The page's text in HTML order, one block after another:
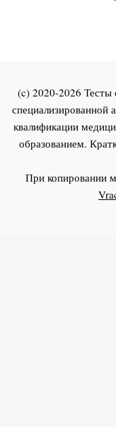
(c) 2020-2026 Тесты
специализированной
квалификации
образованием.
При копировании